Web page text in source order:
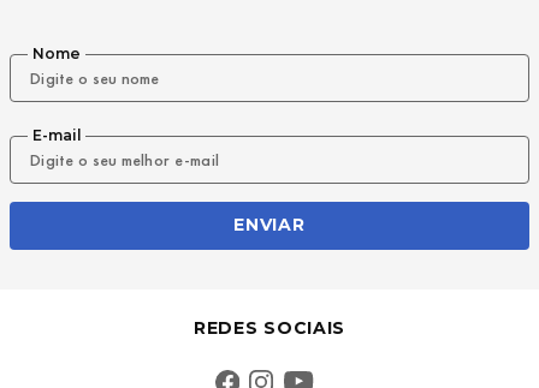
Nome
E-mail
ENVIAR
REDES SOCIAIS